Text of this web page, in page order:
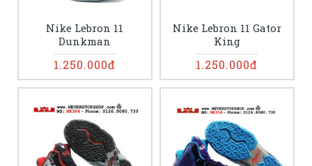
Nike Lebron 11
Dunkman
1.250.000đ
Nike Lebron 11 Gator
King
1.250.000đ